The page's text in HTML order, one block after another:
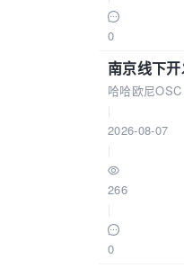
0
南京线下
哈哈欧尼OSC
2026-08-07
266
0